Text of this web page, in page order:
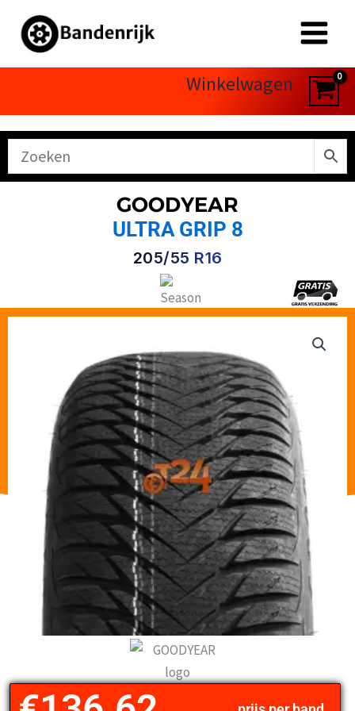
naar
Winkelwagen
GOODYEAR
ULTRA GRIP 8
205/55 R16